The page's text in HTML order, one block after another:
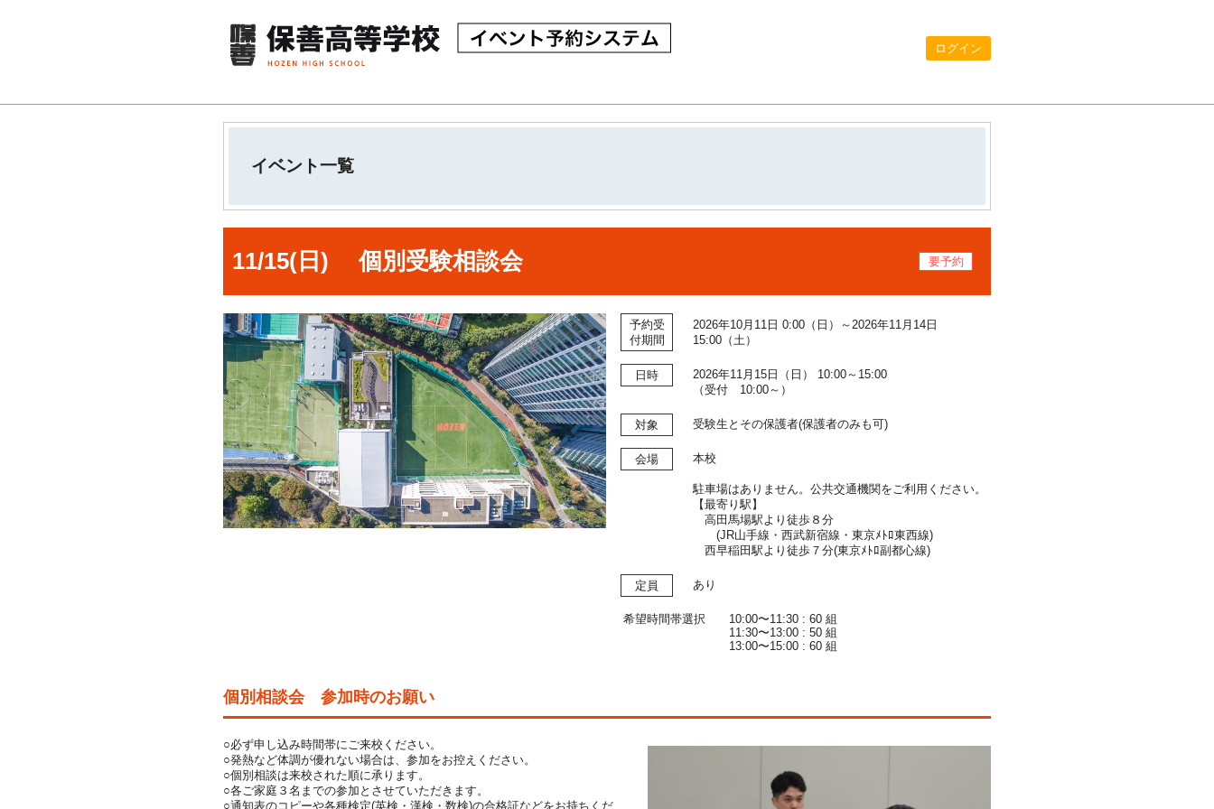
ログイン
イベント一覧
11/15(日) 個別受験相談会 要予約
予約受
付期間
2026年10月11日 0:00（日）～ 2026年11月14日
15:00（土）
日時
2026年11月15日（日） 10:00～15:00
（受付 10:00～）
対象 受験生とその保護者(保護者のみも可)
会場 本校
駐車場はありません。公共交通機関をご利用ください。
【最寄り駅】
高田馬場駅より徒歩８分
(JR山手線・西武新宿線・東京ﾒﾄﾛ東西線)
西早稲田駅より徒歩７分(東京ﾒﾄﾛ副都心線)
定員 あり
希望時間帯選択
10:00〜11:30 : 60 組
11:30〜13:00 : 50 組
13:00〜15:00 : 60 組
個別相談会 参加時のお願い
○必ず申し込み時間帯にご来校ください。
○発熱など体調が優れない場合は、参加をお控えください。
○個別相談は来校された順に承ります。
○各ご家庭３名までの参加とさせていただきます。
○通知表のコピーや各種検定(英検・漢検・数検)の合格証などをお持ちくだ